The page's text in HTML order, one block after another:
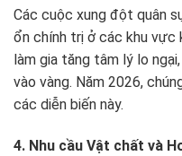
Các cuộc xung đột quân
ổn chính trị ở các khu
làm gia tăng tâm lý lo
vào vàng. Năm 2026,
các diễn biến này.
4. Nhu cầu Vật chất và